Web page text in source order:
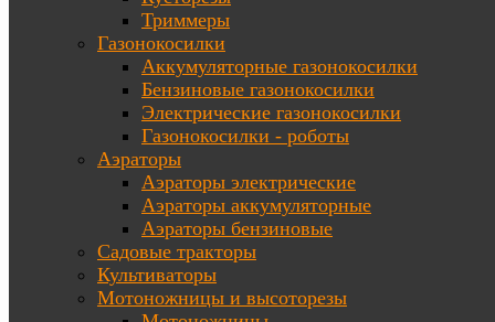
Триммеры
Газонокосилки
Аккумуляторные газонокосилки
Бензиновые газонокосилки
Электрические газонокосилки
Газонокосилки - роботы
Аэраторы
Аэраторы электрические
Аэраторы аккумуляторные
Аэраторы бензиновые
Садовые тракторы
Культиваторы
Мотоножницы и высоторезы